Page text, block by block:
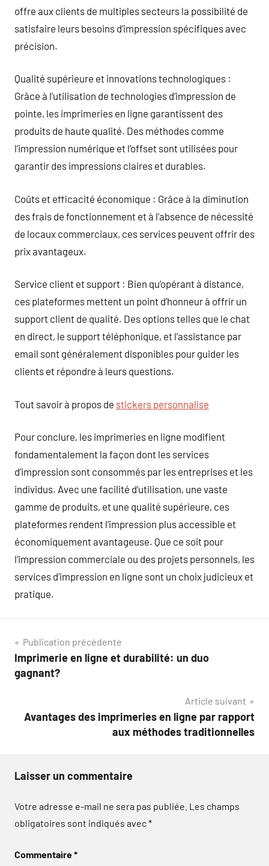
offre aux clients de multiples secteurs la possibilité de
satisfaire leurs besoins d’impression spécifiques avec
précision.
Qualité supérieure et innovations technologiques :
Grâce à l’utilisation de technologies d’impression de
pointe, les imprimeries en ligne garantissent des
produits de haute qualité. Des méthodes comme
l’impression numérique et l’offset sont utilisées pour
garantir des impressions claires et durables.
Coûts et efficacité économique : Grâce à la diminution
des frais de fonctionnement et à l’absence de nécessité
de locaux commerciaux, ces services peuvent offrir des
prix avantageux.
Service client et support : Bien qu’opérant à distance,
ces plateformes mettent un point d’honneur à offrir un
support client de qualité. Des options telles que le chat
en direct, le support téléphonique, et l’assistance par
email sont généralement disponibles pour guider les
clients et répondre à leurs questions.
Tout savoir à propos de stickers personnalise
Pour conclure, les imprimeries en ligne modifient
fondamentalement la façon dont les services
d’impression sont consommés par les entreprises et les
individus. Avec une facilité d’utilisation, une vaste
gamme de produits, et une qualité supérieure, ces
plateformes rendent l’impression plus accessible et
économiquement avantageuse. Que ce soit pour
l’impression commerciale ou des projets personnels, les
services d’impression en ligne sont un choix judicieux et
pratique.
Navigation
de
Publication précédente
Imprimerie en ligne et durabilité: un duo
gagnant?
Article suivant
Avantages des imprimeries en ligne par rapport
aux méthodes traditionnelles
Laisser un commentaire
Votre adresse e-mail ne sera pas publiée. Les champs
obligatoires sont indiqués avec*
Commentaire*